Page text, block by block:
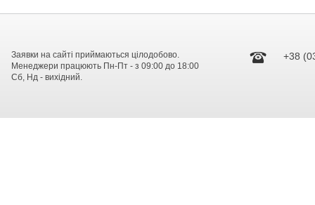
Заявки на сайті приймаються цілодобово.
Менеджери працюють Пн-Пт - з 09:00 до 18:00
Сб, Нд - вихідний.
+38